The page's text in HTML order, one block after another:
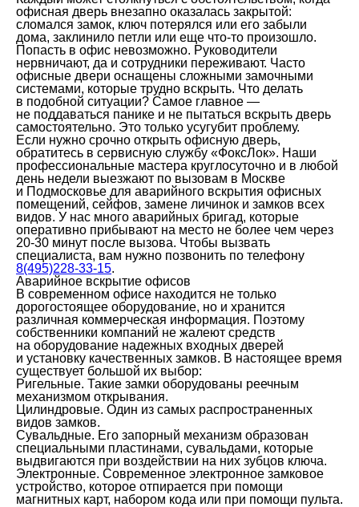
офисная дверь внезапно оказалась закрытой:
сломался замок, ключ потерялся или его забыли
дома, заклинило петли или еще что-то произошло.
Попасть в офис невозможно. Руководители
нервничают, да и сотрудники переживают. Часто
офисные двери оснащены сложными замочными
системами, которые трудно вскрыть. Что делать
в подобной ситуации? Самое главное —
не поддаваться панике и не пытаться вскрыть дверь
самостоятельно. Это только усугубит проблему.
Если нужно срочно открыть офисную дверь,
обратитесь в сервисную службу «ФоксЛок». Наши
профессиональные мастера круглосуточно и в любой
день недели выезжают по вызовам в Москве
и Подмосковье для аварийного вскрытия офисных
помещений, сейфов, замене личинок и замков всех
видов. У нас много аварийных бригад, которые
оперативно прибывают на место не более чем через
20-30 минут после вызова. Чтобы вызвать
специалиста, вам нужно позвонить по телефону
8(495)228-33-15.
Аварийное вскрытие офисов
В современном офисе находится не только
дорогостоящее оборудование, но и хранится
различная коммерческая информация. Поэтому
собственники компаний не жалеют средств
на оборудование надежных входных дверей
и установку качественных замков. В настоящее время
существует большой их выбор:
Ригельные. Такие замки оборудованы реечным
механизмом открывания.
Цилиндровые. Один из самых распространенных
видов замков.
Сувальдные. Его запорный механизм образован
специальными пластинами, сувальдами, которые
выдвигаются при воздействии на них зубцов ключа.
Электронные. Современное электронное замковое
устройство, которое отпирается при помощи
магнитных карт, набором кода или при помощи пульта.